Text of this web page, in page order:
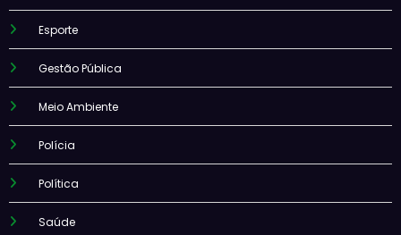
Esporte
Gestão Pública
Meio Ambiente
Polícia
Política
Saúde